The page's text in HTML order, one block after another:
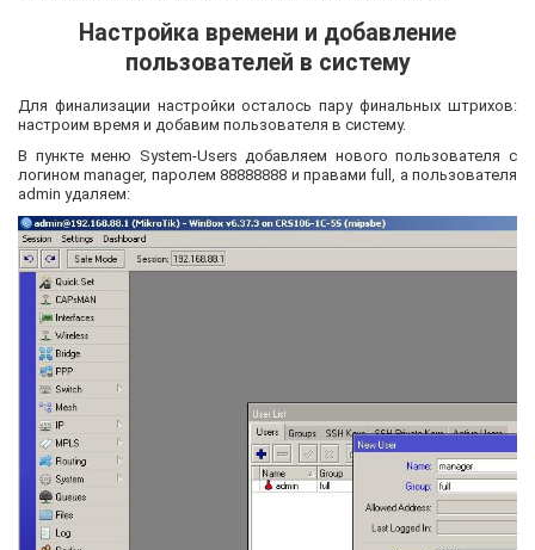
Настройка времени и добавление
пользователей в систему
Для финализации настройки осталось пару финальных штрихов:
настроим время и добавим пользователя в систему.
В пункте меню System-Users добавляем нового пользователя с
логином manager, паролем 88888888 и правами full, а пользователя
admin удаляем: